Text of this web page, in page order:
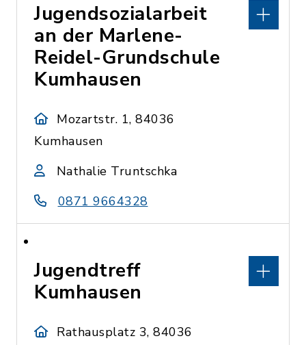
Jugendsozialarbeit
an der Marlene-
Reidel-Grundschule
Kumhausen
Mozartstr. 1, 84036
Kumhausen
Nathalie Truntschka
0871 9664328
Jugendtreff
Kumhausen
Rathausplatz 3, 84036